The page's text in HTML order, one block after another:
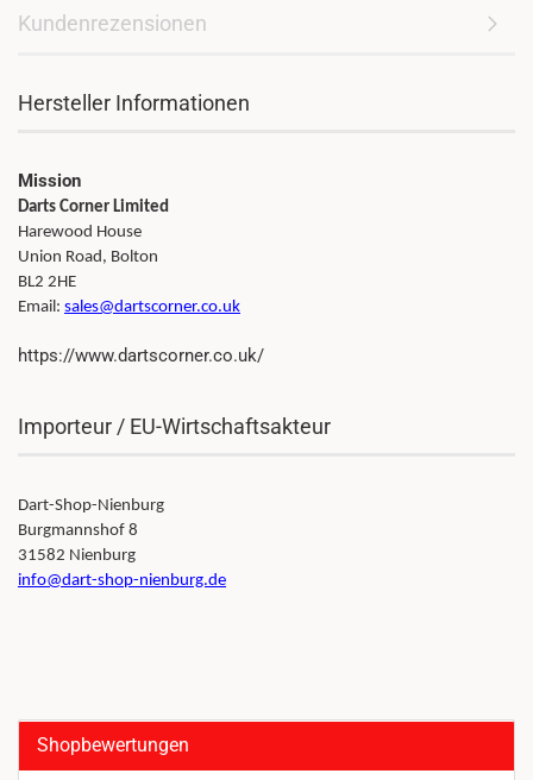
Kundenrezensionen
Hersteller Informationen
Mission
Darts Corner Limited
Harewood House
Union Road, Bolton
BL2 2HE
Email: sales@dartscorner.co.uk
https://www.dartscorner.co.uk/
Importeur / EU-Wirtschaftsakteur
Dart-Shop-Nienburg
Burgmannshof 8
31582 Nienburg
info@dart-shop-nienburg.de
Shopbewertungen